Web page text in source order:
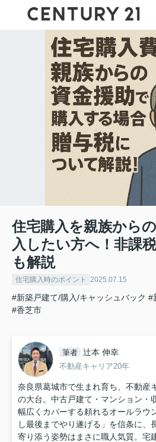
住宅購入を親族から
入したい方へ！非課
も解説
住宅購入時のポイント 2025.07.15
#新築戸建て/購入/キャッシュバック #
#香芝市
筆者 辻本 伸幸
不動産キャリア20年
奈良県葛城市で生まれ育ち、不動産
の大台。中古戸建て・マンション・
幅広くカバーする頼れるオールラウ
し最後までやり遂げる」を信条に、
寄り添う姿勢はまさに職人気質。宅